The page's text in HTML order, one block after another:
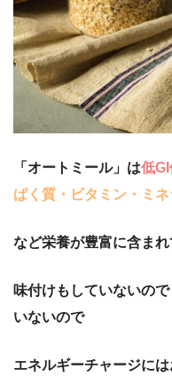
「オートミール」は低
ぱく質・ビタミン・ミ
など栄養が豊富に含まれ
味付けもしていないので
いないので
エネルギーチャージに